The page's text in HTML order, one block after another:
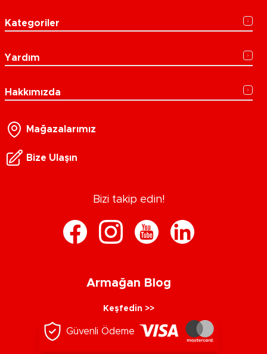
Kategoriler
Yardım
Hakkımızda
Mağazalarımız
Bize Ulaşın
Bizi takip edin!
Armağan Blog
Keşfedin >>
Güvenli Ödeme